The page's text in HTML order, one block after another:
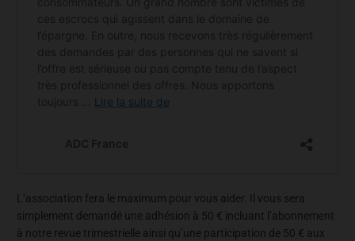
L’association fera le maximum pour vous aider. Il vous sera
simplement demandé une adhésion à 50 € incluant l’abonnement
à notre revue trimestrielle ainsi qu’une participation de 50 € aux